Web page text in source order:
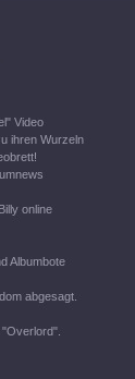
Video
ihren Wurzeln
online
Albumbote
abgesagt.